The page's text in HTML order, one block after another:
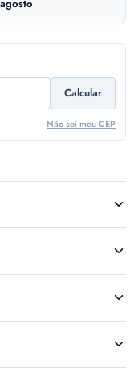
Calcular
Não sei meu CEP